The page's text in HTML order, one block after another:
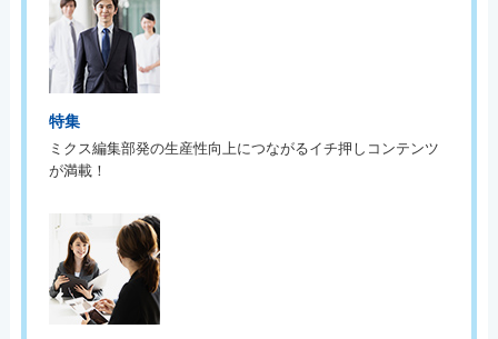
特集
ミクス編集部発の生産性向上につながるイチ押しコンテンツ
が満載！